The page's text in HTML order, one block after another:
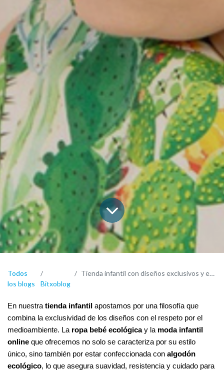
Todos
los blogs
Bitxoblog
Tienda infantil con diseños exclusivos y ecológicos que marcan la diferencia
En nuestra tienda infantil apostamos por una filosofía que
combina la exclusividad de los diseños con el respeto por el
medioambiente. La ropa bebé ecológicay la moda infantil
online que ofrecemos no solo se caracteriza por su estilo
único, sino también por estar confeccionada con algodón
ecológico, lo que asegura suavidad, resistencia y cuidado para